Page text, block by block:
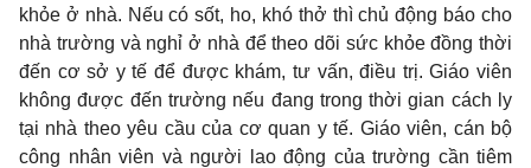
khỏe ở nhà. Nếu có sốt, ho, khó thở thì chủ động báo cho
nhà trường và nghỉ ở nhà để theo dõi sức khỏe đồng thời
đến cơ sở y tế để được khám, tư vấn, điều trị. Giáo viên
không được đến trường nếu đang trong thời gian cách ly
tại nhà theo yêu cầu của cơ quan y tế. Giáo viên, cán bộ
công nhân viên và người lao động của trường cần tiêm